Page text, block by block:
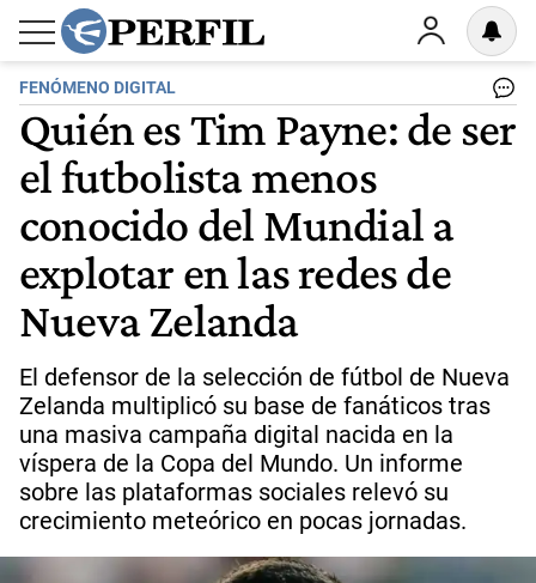
FENÓMENO DIGITAL
Quién es Tim Payne: de ser
el futbolista menos
conocido del Mundial a
explotar en las redes de
Nueva Zelanda
El defensor de la selección de fútbol de Nueva
Zelanda multiplicó su base de fanáticos tras
una masiva campaña digital nacida en la
víspera de la Copa del Mundo. Un informe
sobre las plataformas sociales relevó su
crecimiento meteórico en pocas jornadas.